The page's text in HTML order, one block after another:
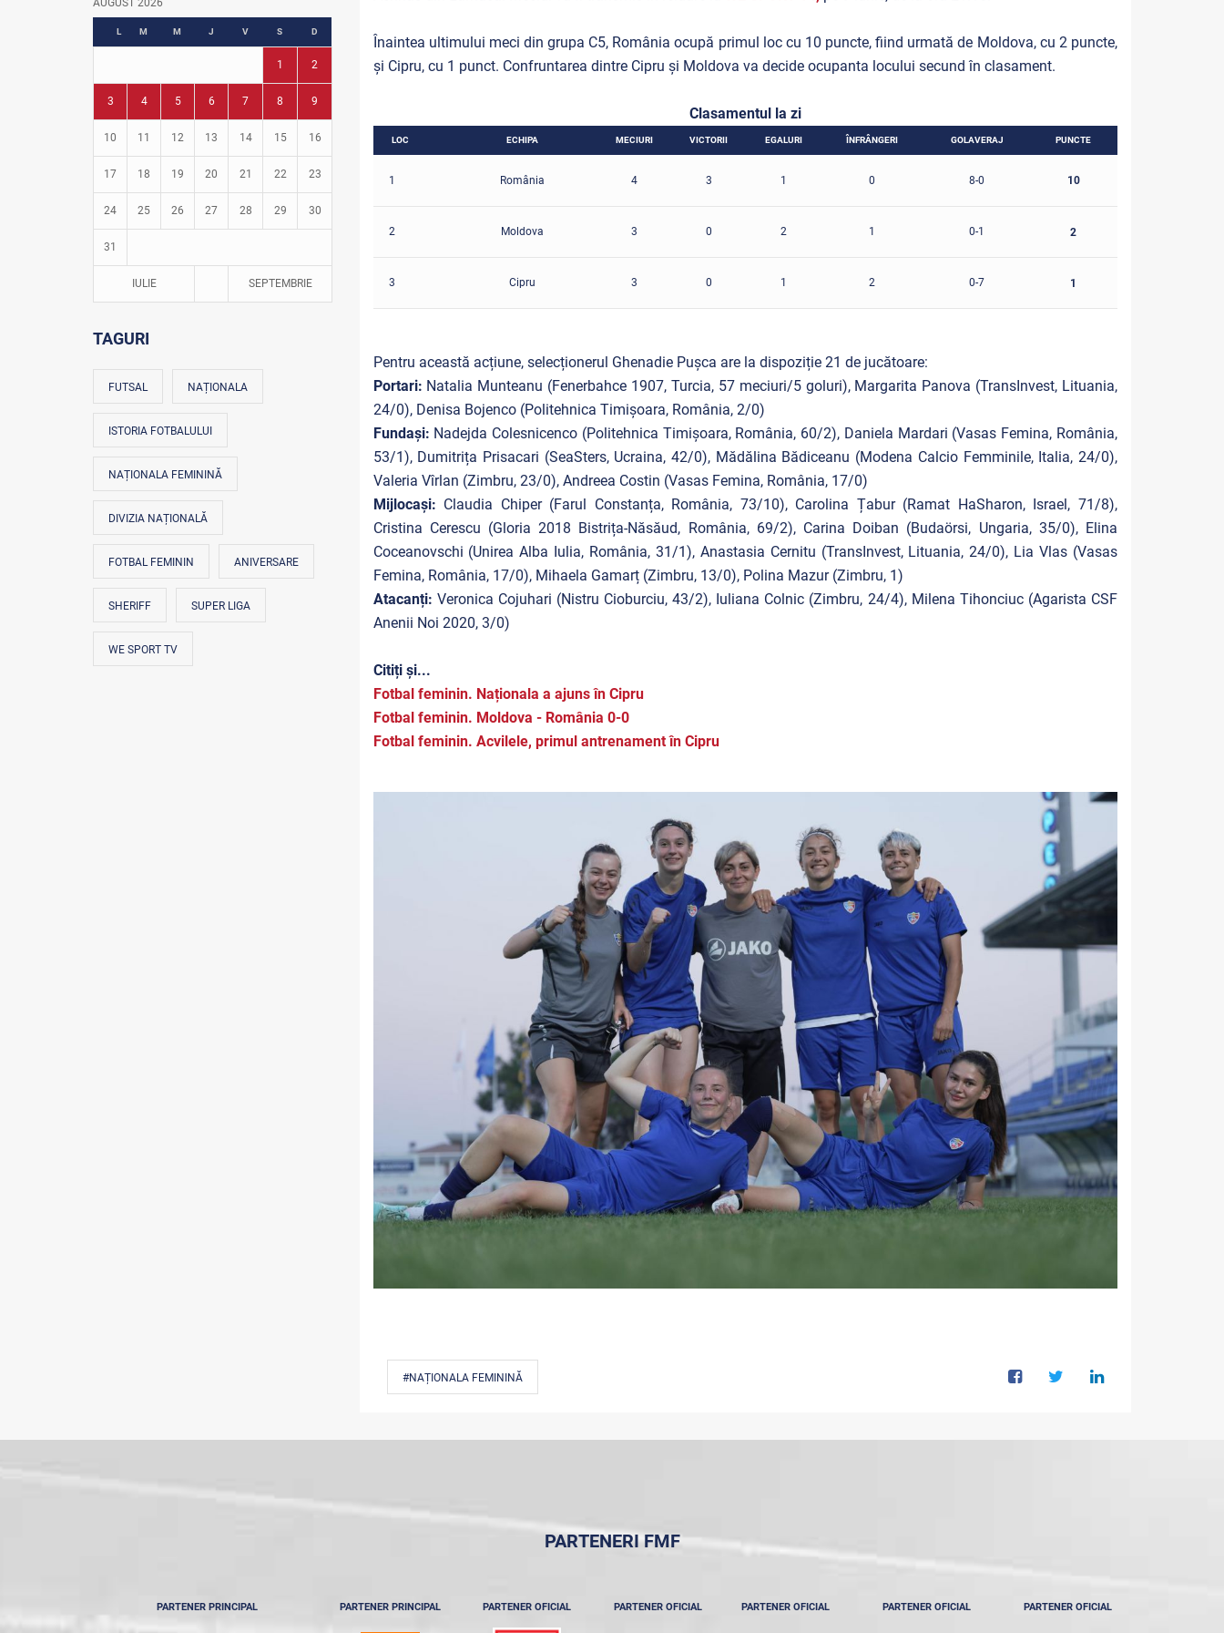
Fotbal în grădinițe
AUGUST 2026
L M M J V S D
1 2
3 4 5 6 7 8 9
10 11 12 13 14 15 16
17 18 19 20 21 22 23
24 25 26 27 28 29 30
31
IULIE SEPTEMBRIE
TAGURI
FUTSAL NAȚIONALA
ISTORIA FOTBALULUI
NAȚIONALA FEMININĂ
DIVIZIA NAȚIONALĂ
FOTBAL FEMININ ANIVERSARE
SHERIFF SUPER LIGA
WE SPORT TV
Înaintea ultimului meci din grupa C5, România ocupă primul loc cu 10 puncte, fiind urmată de Moldova, cu 2 puncte,
și Cipru, cu 1 punct. Confruntarea dintre Cipru și Moldova va decide ocupanta locului secund în clasament.
Clasamentul la zi
LOC ECHIPA MECIURI VICTORII EGALURI ÎNFRÂNGERI GOLAVERAJ PUNCTE
1 România 4 3 1 0 8-0 10
2 Moldova 3 0 2 1 0-1 2
3 Cipru 3 0 1 2 0-7 1
Pentru această acțiune, selecționerul Ghenadie Pușca are la dispoziție 21 de jucătoare:
Portari: Natalia Munteanu (Fenerbahce 1907, Turcia, 57 meciuri/5 goluri), Margarita Panova (TransInvest, Lituania,
24/0), Denisa Bojenco (Politehnica Timișoara, România, 2/0)
Fundași: Nadejda Colesnicenco (Politehnica Timișoara, România, 60/2), Daniela Mardari (Vasas Femina, România,
53/1), Dumitrița Prisacari (SeaSters, Ucraina, 42/0), Mădălina Bădiceanu (Modena Calcio Femminile, Italia, 24/0),
Valeria Vîrlan (Zimbru, 23/0), Andreea Costin (Vasas Femina, România, 17/0)
Mijlocași: Claudia Chiper (Farul Constanța, România, 73/10), Carolina Țabur (Ramat HaSharon, Israel, 71/8),
Cristina Cerescu (Gloria 2018 Bistrița-Năsăud, România, 69/2), Carina Doiban (Budaörsi, Ungaria, 35/0), Elina
Coceanovschi (Unirea Alba Iulia, România, 31/1), Anastasia Cernitu (TransInvest, Lituania, 24/0), Lia Vlas (Vasas
Femina, România, 17/0), Mihaela Gamarț (Zimbru, 13/0), Polina Mazur (Zimbru, 1)
Atacanți: Veronica Cojuhari (Nistru Cioburciu, 43/2), Iuliana Colnic (Zimbru, 24/4), Milena Tihonciuc (Agarista CSF
Anenii Noi 2020, 3/0)
Citiți și...
Fotbal feminin. Naționala a ajuns în Cipru
Fotbal feminin. Moldova - România 0-0
Fotbal feminin. Acvilele, primul antrenament în Cipru
#NAȚIONALA FEMININĂ
PARTENERI FMF
PARTENER PRINCIPAL PARTENER PRINCIPAL PARTENER OFICIAL PARTENER OFICIAL PARTENER OFICIAL PARTENER OFICIAL PARTENER OFICIAL